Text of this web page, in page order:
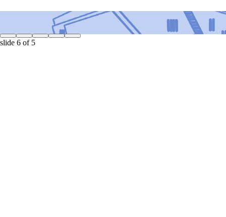
slide 6 of 5